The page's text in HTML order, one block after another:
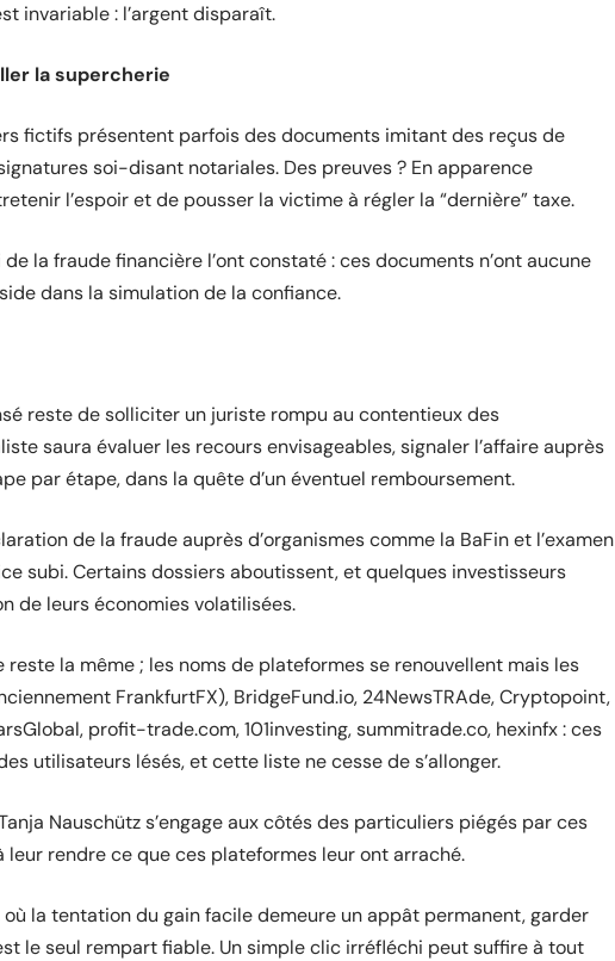
invariable : l’argent disparaît.
la supercherie
fictifs présentent parfois des documents imitant des reçus de
soi-disant notariales. Des preuves ? En apparence
l’espoir et de pousser la victime à régler la “dernière” taxe.
la fraude financière l’ont constaté : ces documents n’ont aucune
dans la simulation de la confiance.
reste de solliciter un juriste rompu au contentieux des
saura évaluer les recours envisageables, signaler l’affaire auprès
par étape, dans la quête d’un éventuel remboursement.
de la fraude auprès d’organismes comme la BaFin et l’examen
subi. Certains dossiers aboutissent, et quelques investisseurs
de leurs économies volatilisées.
la même ; les noms de plateformes se renouvellent mais les
FrankfurtFX), BridgeFund.io, 24NewsTRAde, Cryptopoint,
profit-trade.com, 101investing, summitrade.co, hexinfx : ces
utilisateurs lésés, et cette liste ne cesse de s’allonger.
Nauschütz s’engage aux côtés des particuliers piégés par ces
rendre ce que ces plateformes leur ont arraché.
la tentation du gain facile demeure un appât permanent, garder
le seul rempart fiable. Un simple clic irréfléchi peut suffire à tout